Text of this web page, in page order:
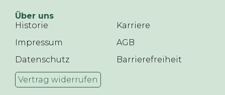
Über uns
Historie
Karriere
Impressum
AGB
Datenschutz
Barrierefreiheit
Vertrag widerrufen